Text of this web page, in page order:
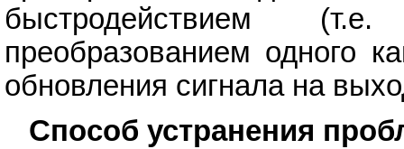
быстродействием
преобразованием одного
обновления сигнала на
Способ устранения